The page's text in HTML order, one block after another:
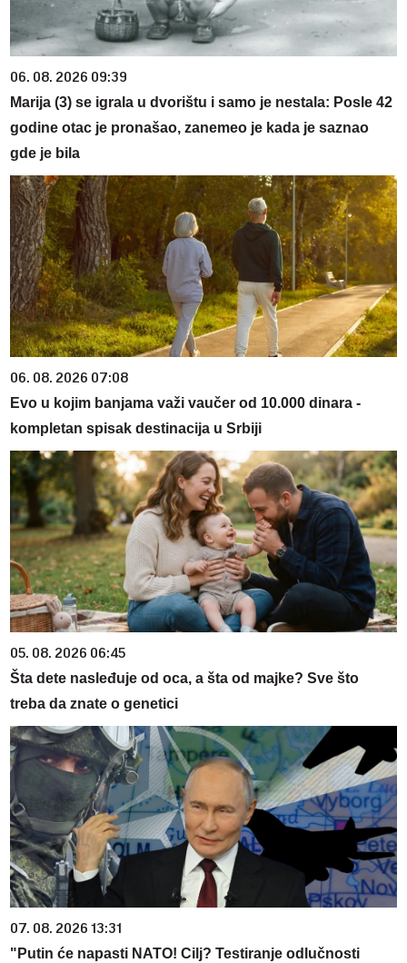
06. 08. 2026 09:39
Marija (3) se igrala u dvorištu i samo je nestala: Posle 42
godine otac je pronašao, zanemeo je kada je saznao
gde je bila
06. 08. 2026 07:08
Evo u kojim banjama važi vaučer od 10.000 dinara -
kompletan spisak destinacija u Srbiji
05. 08. 2026 06:45
Šta dete nasleđuje od oca, a šta od majke? Sve što
treba da znate o genetici
07. 08. 2026 13:31
"Putin će napasti NATO! Cilj? Testiranje odlučnosti